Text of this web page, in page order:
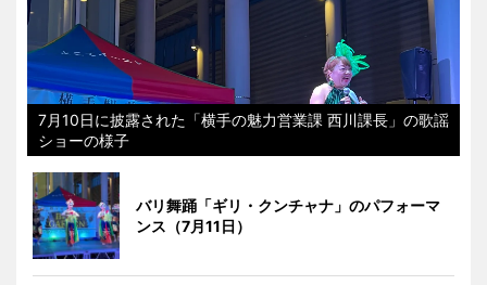
7月10日に披露された「横手の魅力営業課 西川課長」の歌謡
ショーの様子
バリ舞踊「ギリ・クンチャナ」のパフォーマ
ンス（7月11日）